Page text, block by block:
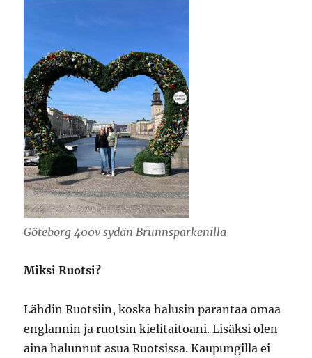
Göteborg 400v sydän Brunnsparkenilla
Miksi Ruotsi?
Lähdin Ruotsiin, koska halusin parantaa omaa
englannin ja ruotsin kielitaitoani. Lisäksi olen
aina halunnut asua Ruotsissa. Kaupungilla ei